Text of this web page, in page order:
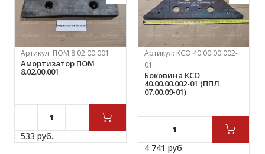
Артикул: ПОМ 8.02.00.001
Амортизатор ПОМ
8.02.00.001
533 руб.
Артикул: КСО 40.00.00.002-
01
Боковина КСО
40.00.00.002-01 (ППЛ
07.00.09-01)
4 741 руб.